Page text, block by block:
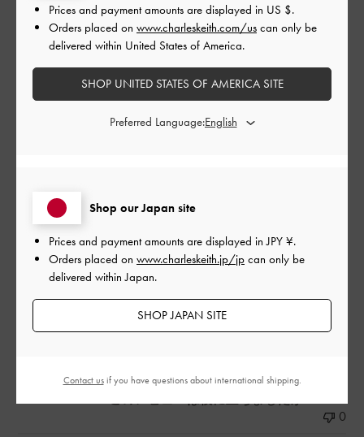
ご利用者様
かわいい
シンプルだけどバイカラーでおしゃれです。歩きやすい！普段
デザイン
とてもよかった
品質
とてもよかった
2024-10-27
0
Shop our Japan site
Prices and payment amounts are displayed inJPY ¥.
Orders placed on www.charleskeith.jp/jp can only be
delivered within Japan.
SHOP JAPAN SITE
Prices and payment amounts are displayed in US $.
Orders placed on www.charleskeith.com/us can only be
delivered within United States of America.
SHOP UNITED STATES OF AMERICA SITE
Preferred Language:
Contact usif you have questions about international shipping.